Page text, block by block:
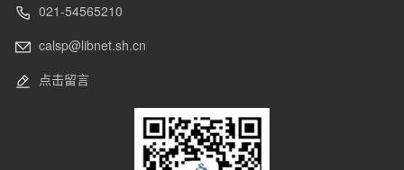
021-54565210
calsp@libnet.sh.cn
点击留言